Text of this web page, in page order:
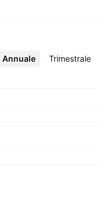
Annuale Trimestrale
Altro